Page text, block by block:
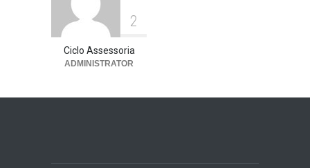
2
Ciclo Assessoria
ADMINISTRATOR